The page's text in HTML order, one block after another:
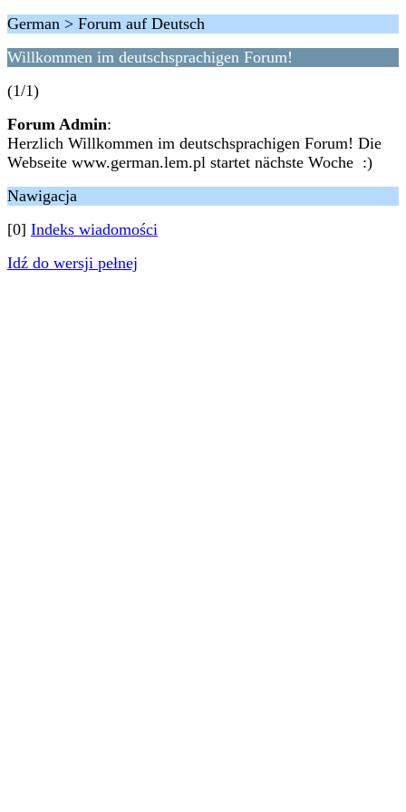
German > Forum auf Deutsch
Willkommen im deutschsprachigen Forum!
(1/1)
Forum Admin:
Herzlich Willkommen im deutschsprachigen Forum! Die
Webseite www.german.lem.pl startet nächste Woche :)
Nawigacja
[0] Indeks wiadomości
Idź do wersji pełnej